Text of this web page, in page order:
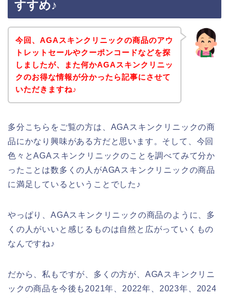
すすめ♪
今回、AGAスキンクリニックの商品のアウ
トレットセールやクーポンコードなどを探
しましたが、また何かAGAスキンクリニッ
クのお得な情報が分かったら記事にさせて
いただきますね♪
多分こちらをご覧の方は、AGAスキンクリニックの商
品にかなり興味がある方だと思います。そして、今回
色々とAGAスキンクリニックのことを調べてみて分か
ったことは数多くの人がAGAスキンクリニックの商品
に満足しているということでした♪
やっぱり、AGAスキンクリニックの商品のように、多
くの人がいいと感じるものは自然と広がっていくもの
なんですね♪
だから、私もですが、多くの方が、AGAスキンクリニ
ックの商品を今後も2021年、2022年、2023年、2024